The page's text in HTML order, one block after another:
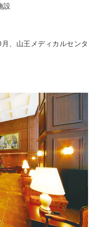
設
、山王メディカルセンタ